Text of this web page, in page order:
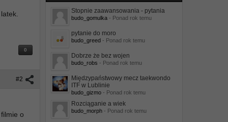
0
#2
o
Stopnie zaawansowania - pytania
budo_gomulka- Ponad rok temu
pytanie do moro
budo_greed - Ponad rok temu
Dobrze że bez wojen
budo_robs - Ponad rok temu
Międzypaństwowy mecz taekwondo
ITF w Lublinie
budo_gizmo- Ponad rok temu
Rozciąganie a wiek
budo_morph- Ponad rok temu